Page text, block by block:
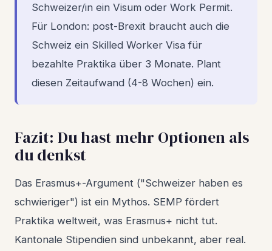
Schweizer/in ein Visum oder Work Permit.
Für London: post-Brexit braucht auch die
Schweiz ein Skilled Worker Visa für
bezahlte Praktika über 3 Monate. Plant
diesen Zeitaufwand (4-8 Wochen) ein.
Fazit: Du hast mehr Optionen als
du denkst
Das Erasmus+-Argument ("Schweizer haben es
schwieriger") ist ein Mythos. SEMP fördert
Praktika weltweit, was Erasmus+ nicht tut.
Kantonale Stipendien sind unbekannt, aber real.